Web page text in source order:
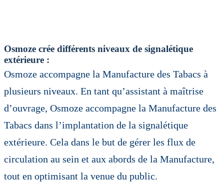
Osmoze crée différents niveaux de signalétique
extérieure :
Osmoze accompagne la Manufacture des Tabacs à
plusieurs niveaux. En tant qu’assistant à maîtrise
d’ouvrage, Osmoze accompagne la Manufacture des
Tabacs dans l’implantation de la signalétique
extérieure. Cela dans le but de gérer les flux de
circulation au sein et aux abords de la Manufacture,
tout en optimisant la venue du public.